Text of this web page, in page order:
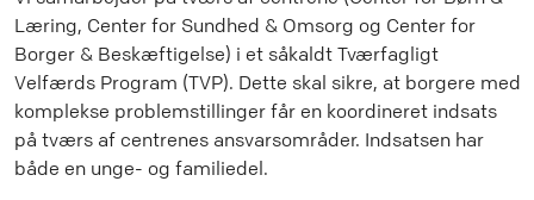
Læring, Center for Sundhed & Omsorg og Center for
Borger & Beskæftigelse) i et såkaldt Tværfagligt
Velfærds Program (TVP). Dette skal sikre, at borgere med
komplekse problemstillinger får en koordineret indsats
på tværs af centrenes ansvarsområder. Indsatsen har
både en unge- og familiedel.